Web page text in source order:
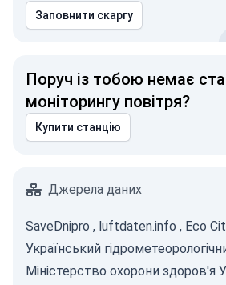
Заповнити скаргу
Поруч із тобою немає
моніторингу повітря?
Купити станцію
Джерела даних
SaveDnipro , luftdaten.info , Eco
Український
Міністерство охорони здоров'я